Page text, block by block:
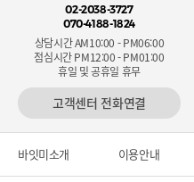
02-2038-3727
070-4188-1824
상담시간 AM10:00 - PM06:00
점심시간 PM12:00 - PM01:00
휴일 및 공휴일 휴무
고객센터 전화연결
바잇미소개 이용안내